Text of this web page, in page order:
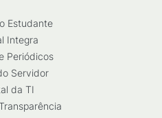
Estudante
Integra
Periódicos
Servidor
da TI